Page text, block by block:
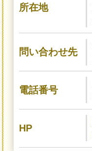
所在地
問い合わせ先
電話番号
HP